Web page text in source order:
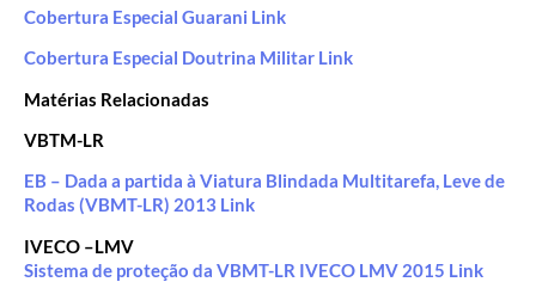
Cobertura Especial Guarani Link
Cobertura Especial Doutrina Militar Link
Matérias Relacionadas
VBTM-LR
EB – Dada a partida à Viatura Blindada Multitarefa, Leve de
Rodas (VBMT-LR) 2013 Link
IVECO –LMV
Sistema de proteção da VBMT-LR IVECO LMV 2015 Link